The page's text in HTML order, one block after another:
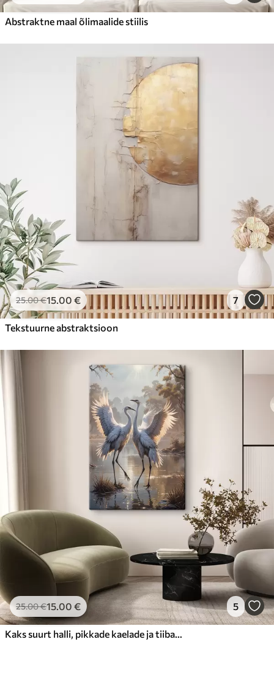
Abstraktne maal õlimaalide stiilis
25.00€15.00 € 7
Tekstuurne abstraktsioon
25.00€15.00 € 5
Kaks suurt halli, pikkade kaelade ja tiibadega kraanat, mis seisavad puudest ümbritsetud udujärves